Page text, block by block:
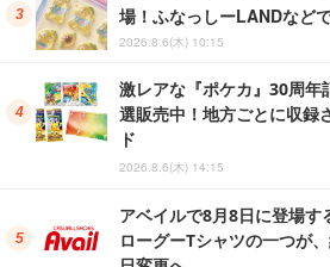
場！ふなっしーLANDなど
2026.8.6(木) 10:15
激レアな『ポケカ』30周
選販売中！地方ごとに収録
ド
2026.8.6(木) 14:15
アベイルで8月8日に登場
ローグーTシャツの一つが